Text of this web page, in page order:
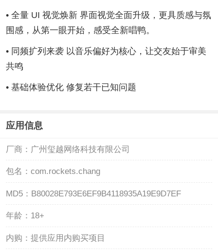
• 全量 UI 视觉焕新 界面视觉全面升级，更具质感与氛
围感，从第一眼开始，感受全新唱鸭。
• 同频扩列来袭 以音乐偏好为核心，让交友始于审美
共鸣
• 基础体验优化 修复若干已知问题
应用信息
厂商： 广州玺越网络科技有限公司
包名： com.rockets.chang
MD5： B80028E793E6EF9B4118935A19E9D7EF
年龄： 18+
内购： 提供应用内购买项目